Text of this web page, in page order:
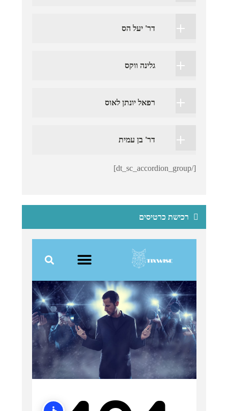
דר' יעל הס
גלינה ווקס
רפאל יונתן לאוס
דר' בן עמית
[/dt_sc_accordion_group]
רכישת כרטיסים